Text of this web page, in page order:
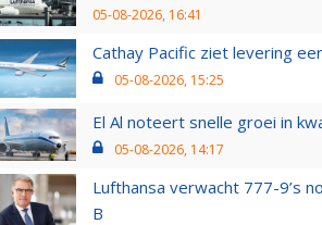
05-08-2026, 16:41
Cathay Pacific ziet levering
05-08-2026, 15:25
El Al noteert snelle groei in
05-08-2026, 14:17
Lufthansa verwacht 777-9’s
B